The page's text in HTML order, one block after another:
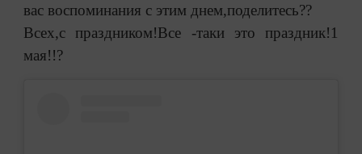
вас воспоминания с этим днем,поделитесь??
Всех,с праздником!Все -таки это праздник!1
мая!!?